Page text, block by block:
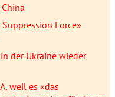
Force»
der Ukraine wieder
weil es «das